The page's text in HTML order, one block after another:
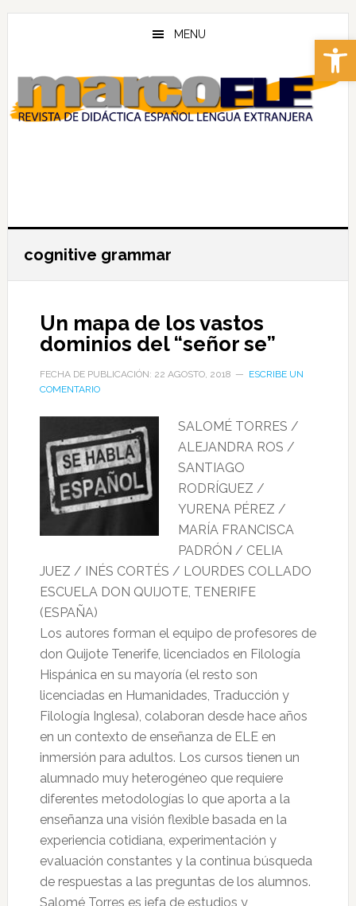
Abrir
Skip
content
Skip
MENU
cognitive grammar
Un mapa de los vastos
dominios del “señor se”
FECHA DE PUBLICACIÓN: 22 AGOSTO, 2018
ESCRIBE UN
COMENTARIO
SALOMÉ TORRES /
ALEJANDRA ROS /
SANTIAGO
RODRÍGUEZ /
YURENA PÉREZ /
MARÍA FRANCISCA
PADRÓN / CELIA
JUEZ / INÉS CORTÉS / LOURDES COLLADO
ESCUELA DON QUIJOTE, TENERIFE
(ESPAÑA)
Los autores forman el equipo de profesores de
don Quijote Tenerife, licenciados en Filología
Hispánica en su mayoría (el resto son
licenciadas en Humanidades, Traducción y
Filología Inglesa), colaboran desde hace años
en un contexto de enseñanza de ELE en
inmersión para adultos. Los cursos tienen un
alumnado muy heterogéneo que requiere
diferentes metodologías lo que aporta a la
enseñanza una visión flexible basada en la
experiencia cotidiana, experimentación y
evaluación constantes y la continua búsqueda
de respuestas a las preguntas de los alumnos.
Salomé Torres es jefa de estudios y